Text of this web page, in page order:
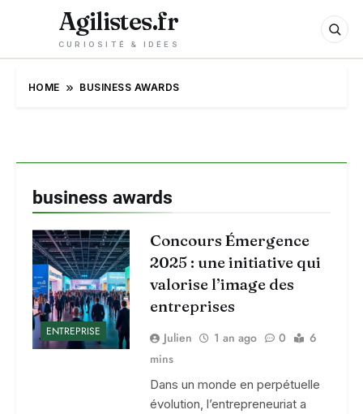
Agilistes.fr
CURIOSITÉ & IDÉES
HOME BUSINESS AWARDS
business awards
ENTREPRISE
Concours Émergence
2025 : une initiative qui
valorise l’image des
entreprises
Julien 1 an ago 0
6
mins
Dans un monde en perpétuelle
évolution, l’entrepreneuriat a